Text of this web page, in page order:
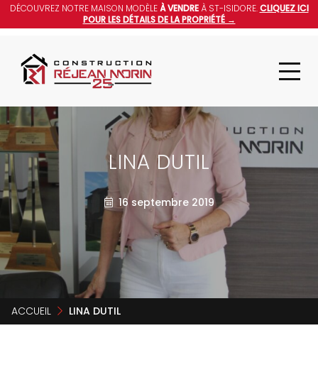
DÉCOUVREZ NOTRE MAISON MODÈLEÀ VENDREÀ ST-ISIDORE.CLIQUEZ ICI
POUR LES DÉTAILS DE LA PROPRIÉTÉ →
LINA DUTIL
16 septembre 2019
ACCUEIL LINA DUTIL